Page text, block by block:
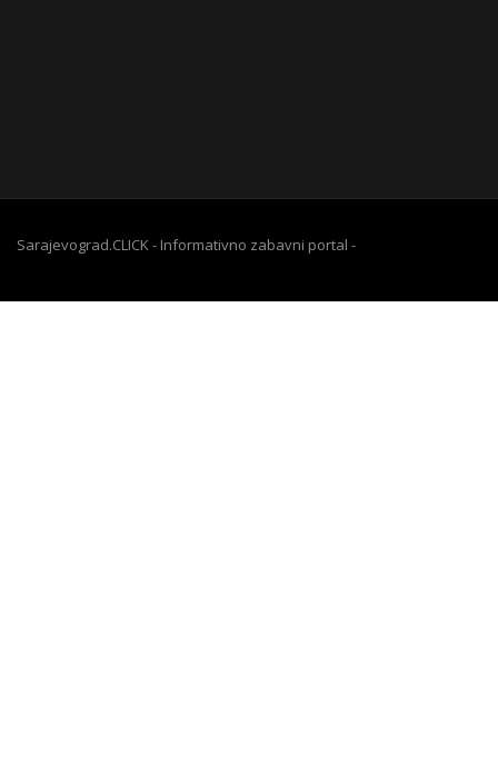
Sarajevograd.CLICK - Informativno zabavni portal -